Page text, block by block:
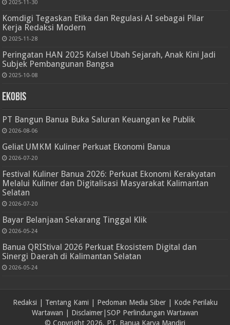
2025-11-30
Komdigi Tegaskan Etika dan Regulasi AI sebagai Pilar
Kerja Redaksi Modern
2025-11-28
Peringatan HAN 2025 Kalsel Ubah Sejarah, Anak Kini Jadi
Subjek Pembangunan Bangsa
2025-10-08
Ekobis
PT Bangun Banua Buka Saluran Keuangan ke Publik
2026-08-06
Geliat UMKM Kuliner Perkuat Ekonomi Banua
2026-07-20
Festival Kuliner Banua 2026: Perkuat Ekonomi Kerakyatan
Melalui Kuliner dan Digitalisasi Masyarakat Kalimantan
Selatan
2026-07-20
Bayar Belanjaan Sekarang Tinggal Klik
2026-05-24
Banua QRIStival 2026 Perkuat Ekosistem Digital dan
Sinergi Daerah di Kalimantan Selatan
2026-05-24
Redaksi Tentang Kami Pedoman Media Siber| Kode Perilaku
Wartawan
Disclaimer SOP Perlindungan Wartawan
© Copyright 2026, PT. Banua Karya Mandiri